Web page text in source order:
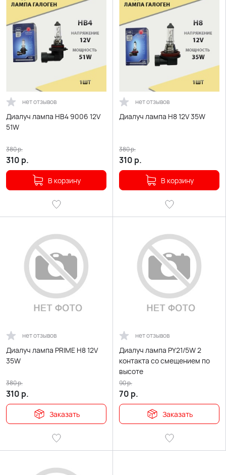
нет отзывов
Диалуч лампа HВ4 9006 12V
51W
310 р.
380р.
В корзину
нет отзывов
Диалуч лампа H8 12V 35W
310 р.
380р.
В корзину
нет отзывов
Диалуч лампа PRIME Н8 12V
35W
310 р.
380р.
Заказать
нет отзывов
Диалуч лампа РY21/5W 2
контакта со смещением по
высоте
70 р.
90р.
Заказать